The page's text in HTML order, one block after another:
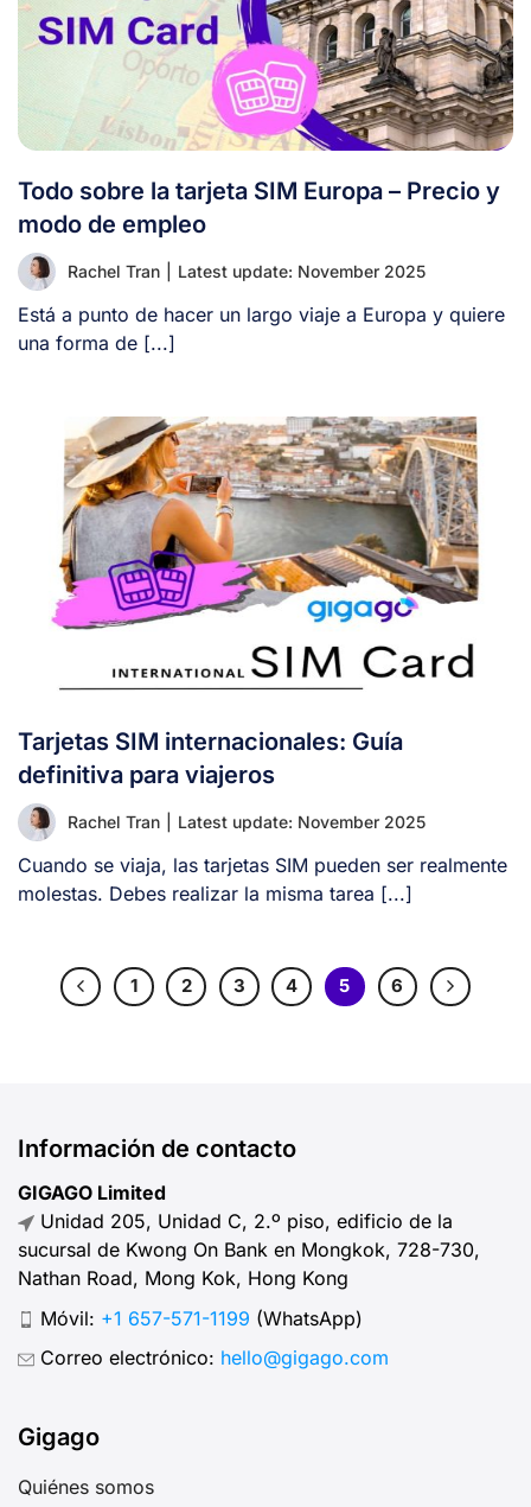
Todo sobre la tarjeta SIM Europa – Precio y
modo de empleo
Rachel Tran Latest update: November 2025
Está a punto de hacer un largo viaje a Europa y quiere
una forma de [...]
Tarjetas SIM internacionales: Guía
definitiva para viajeros
Rachel Tran Latest update: November 2025
Cuando se viaja, las tarjetas SIM pueden ser realmente
molestas. Debes realizar la misma tarea [...]
1 2 3 4 5 6
Información de contacto
GIGAGO Limited
Unidad 205, Unidad C, 2.º piso, edificio de la
sucursal de Kwong On Bank en Mongkok, 728-730,
Nathan Road, Mong Kok, Hong Kong
Móvil: +1 657-571-1199 (WhatsApp)
Correo electrónico: hello@gigago.com
Gigago
Quiénes somos